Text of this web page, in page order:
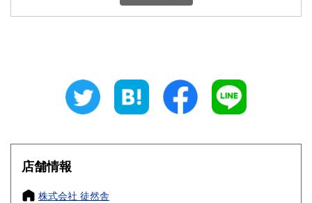
300円 三重県
大阪府
奈良県
店舗情報
株式会社 徒然舎